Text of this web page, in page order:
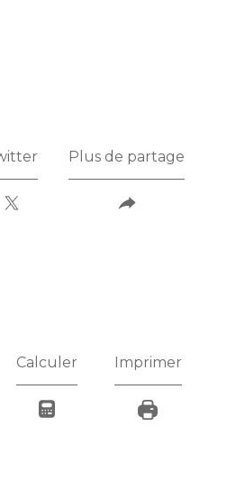
Plus de partage
Calculer Imprimer